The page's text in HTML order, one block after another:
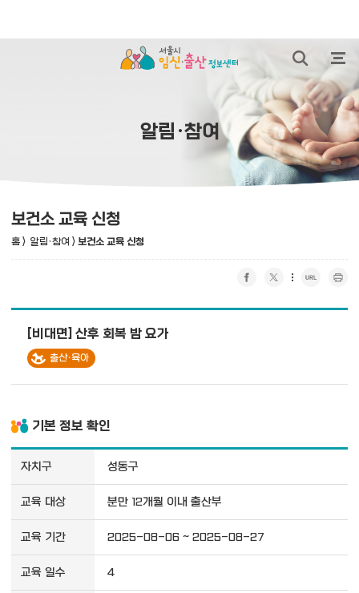
통합검색 열
전
알림·참여
보건소 교육 신청
홈 > 알림·참여 > 보건소 교육 신청
[비대면] 산후 회복 밤 요가
출산·육아
기본 정보 확인
자치구 성동구
교육 대상 분만 12개월 이내 출산부
교육 기간 2025-08-06 ~ 2025-08-27
교육 일수 4